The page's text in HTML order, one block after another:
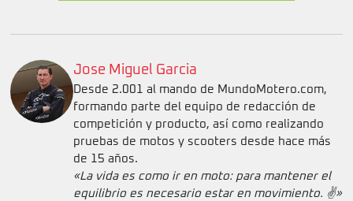
Jose Miguel Garcia
Desde 2.001 al mando de MundoMotero.com,
formando parte del equipo de redacción de
competición y producto, así como realizando
pruebas de motos y scooters desde hace más
de 15 años.
«La vida es como ir en moto: para mantener el
equilibrio es necesario estar en movimiento. ✌️»